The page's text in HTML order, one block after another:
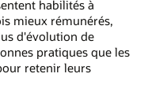
habilités à
mieux rémunérés,
d'évolution de
pratiques que les
retenir leurs